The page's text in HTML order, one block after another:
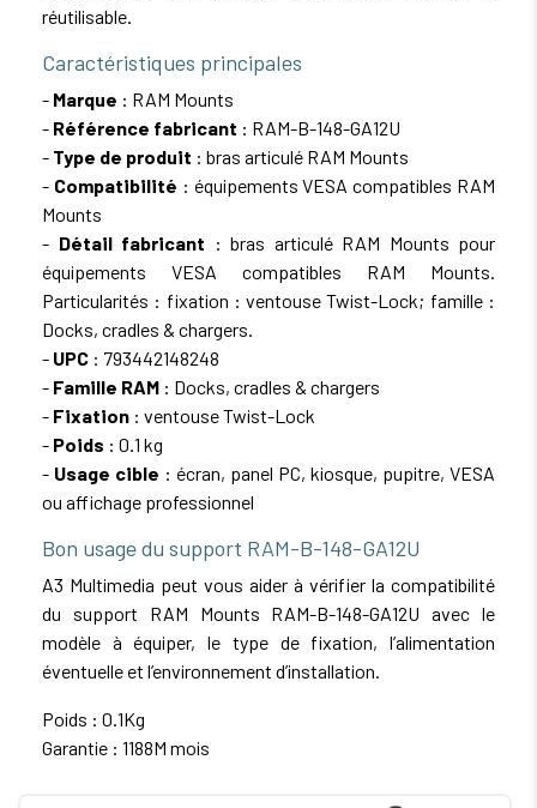
réutilisable.
Caractéristiques principales
- Marque : RAM Mounts
- Référence fabricant : RAM-B-148-GA12U
- Type de produit : bras articulé RAM Mounts
- Compatibilité : équipements VESA compatibles RAM
Mounts
- Détail fabricant : bras articulé RAM Mounts pour
équipements VESA compatibles RAM Mounts.
Particularités : fixation : ventouse Twist-Lock; famille :
Docks, cradles & chargers.
- UPC : 793442148248
- Famille RAM : Docks, cradles & chargers
- Fixation : ventouse Twist-Lock
- Poids : 0.1 kg
- Usage cible : écran, panel PC, kiosque, pupitre, VESA
ou affichage professionnel
Bon usage du support RAM-B-148-GA12U
A3 Multimedia peut vous aider à vérifier la compatibilité
du support RAM Mounts RAM-B-148-GA12U avec le
modèle à équiper, le type de fixation, l’alimentation
éventuelle et l’environnement d’installation.
Poids : 0.1Kg
Garantie : 1188M mois